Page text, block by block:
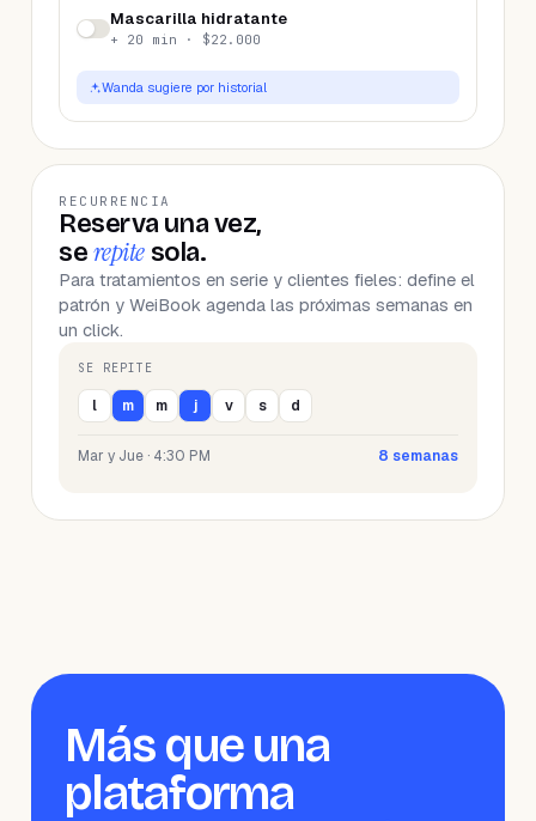
Mascarilla hidratante
+ 20 min · $22.000
Wanda sugiere por historial
RECURRENCIA
Reserva una vez,
serepite sola.
Para tratamientos en serie y clientes fieles: define el
patrón y WeiBook agenda las próximas semanas en
un click.
SE REPITE
l m m j v s d
Mar y Jue · 4:30 PM 8 semanas
Más que una
plataforma